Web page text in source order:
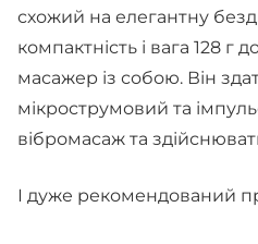
схожий на елегантну
компактність і вага 128 г
масажер із собою. Він
мікрострумовий та
вібромасаж та
І дуже рекомендований